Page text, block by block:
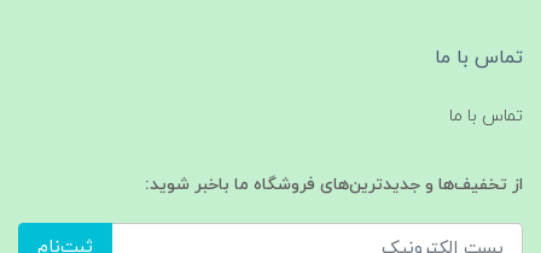
تماس با ما
تماس با ما
از تخفیف‌ها و جدیدترین‌های فروشگاه ما باخبر شوید:
ثبت‌نام